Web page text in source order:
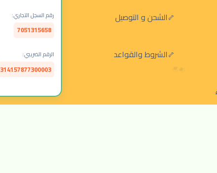
الشحن و التوصيل
الشروط والقواعد
رقم السجل التجاري:
7051315658
الرقم الضريبي:
314157877300003